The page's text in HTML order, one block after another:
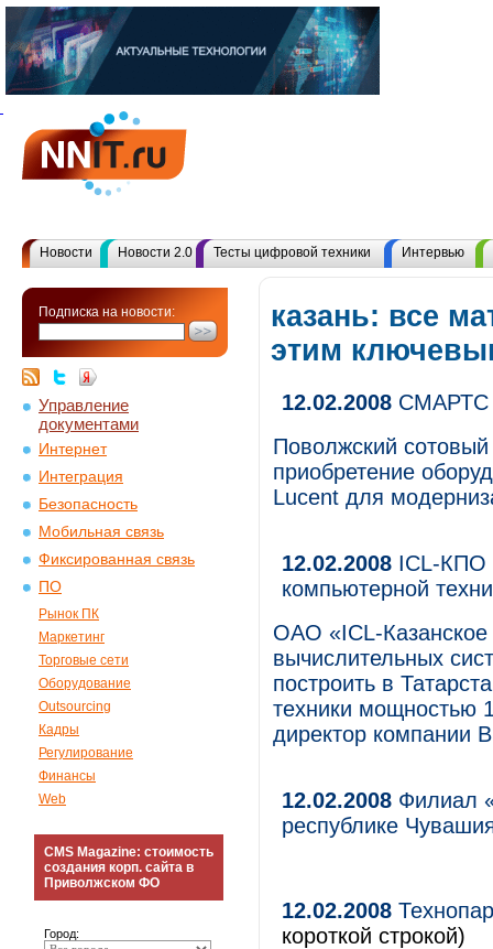
Новости Новости 2.0 Тесты цифровой техники Интервью
Подписка на новости:
Управление
документами
Интернет
Интеграция
Безопасность
Мобильная связь
Фиксированная связь
ПО
Рынок ПК
Маркетинг
Торговые сети
Оборудование
Outsourcing
Кадры
Регулирование
Финансы
Web
CMS Magazine: стоимость
создания корп. сайта в
Приволжском ФО
Город:
казань: все
этим
12.02.2008 СМАРТС
Поволжский
приобретение
Lucent для
12.02.2008 ICL-КПО
компьютерной
ОАО «ICL-Казанское
вычислительных
построить в
техники мощностью
директор компании
12.02.2008 Филиал
республике
12.02.2008
короткой строкой)